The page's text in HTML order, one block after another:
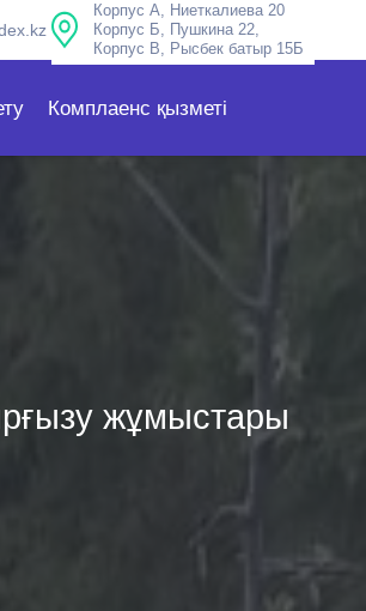
Корпус А, Ниеткалиева 20
Корпус Б, Пушкина 22,
Корпус В, Рысбек батыр 15Б
Комплаенс қызметі
жұмыстары